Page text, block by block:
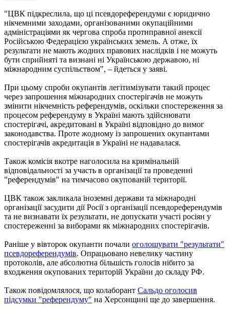
"ЦВК підкреслила, що ці псевдореферендуми є юридично
нікчемними заходами, організованими окупаційними
адміністраціями як чергова спроба протиправної анексії
Російською Федерацією українських земель. А отже, їх
результати не мають жодних правових наслідків і не можуть
бути сприйняті та визнані ні Українською державою, ні
міжнародним суспільством", – йдеться у заяві.
При цьому спроби окупантів легітимізувати такий процес
через запрошення міжнародних спостерігачів не можуть
змінити нікчемність референдумів, оскільки спостереження за
процесом референдуму в Україні мають здійснювати
спостерігачі, акредитовані в Україні відповідно до вимог
законодавства. Проте жодному із запрошених окупантами
спостерігачів акредитація в Україні не надавалася.
Також комісія вкотре наголосила на кримінальній
відповідальності за участь в організації та проведенні
"референдумів" на тимчасово окупованій території.
ЦВК також закликала іноземні держави та міжнародні
організації засудити дії Росії з організації псевдореферендумів
та не визнавати їх результати, не допускати участі росіян у
спостереженні за виборами як міжнародних спостерігачів.
Раніше у вівторок окупанти почали оголошувати "результати"
псевдореферендумів. Опрацьовано невелику частину
протоколів, але абсолютна більшість голосів нібито за
входження окупованих територій України до складу РФ.
Також повідомлялося, що колаборант Сальдо оголосив
підсумки "референдуму" на Херсонщині ще до завершення.